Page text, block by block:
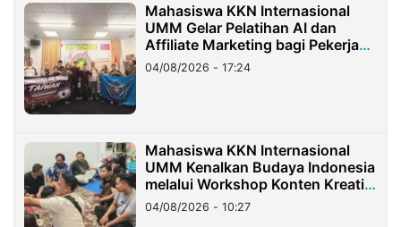
Mahasiswa KKN Internasional
UMM Gelar Pelatihan AI dan
Affiliate Marketing bagi Pekerja
Migran Indonesia di Taiwan
04/08/2026 - 17:24
Mahasiswa KKN Internasional
UMM Kenalkan Budaya Indonesia
melalui Workshop Konten Kreatif
di Taiwan
04/08/2026 - 10:27